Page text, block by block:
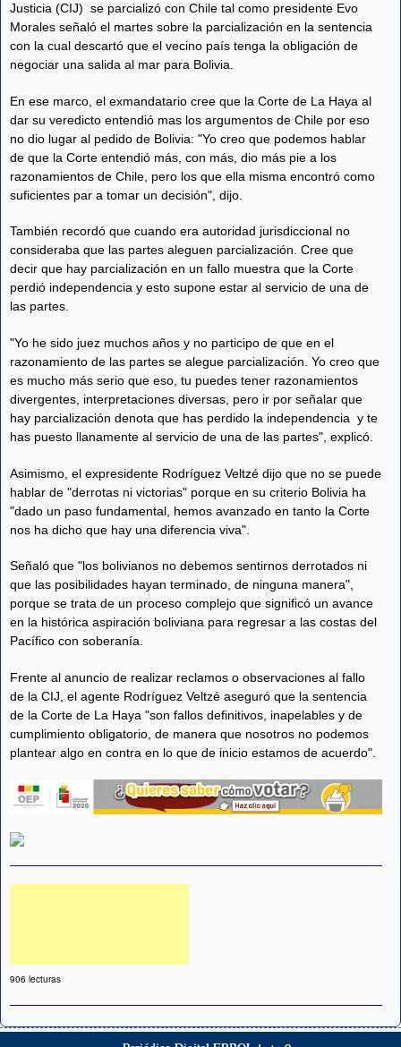
Justicia (CIJ) se parcializó con Chile tal como presidente Evo
Morales señaló el martes sobre la parcialización en la sentencia
con la cual descartó que el vecino país tenga la obligación de
negociar una salida al mar para Bolivia.
En ese marco, el exmandatario cree que la Corte de La Haya al
dar su veredicto entendió mas los argumentos de Chile por eso
no dio lugar al pedido de Bolivia: "Yo creo que podemos hablar
de que la Corte entendió más, con más, dio más pie a los
razonamientos de Chile, pero los que ella misma encontró como
suficientes par a tomar un decisión", dijo.
También recordó que cuando era autoridad jurisdiccional no
consideraba que las partes aleguen parcialización. Cree que
decir que hay parcialización en un fallo muestra que la Corte
perdió independencia y esto supone estar al servicio de una de
las partes.
"Yo he sido juez muchos años y no participo de que en el
razonamiento de las partes se alegue parcialización. Yo creo que
es mucho más serio que eso, tu puedes tener razonamientos
divergentes, interpretaciones diversas, pero ir por señalar que
hay parcialización denota que has perdido la independencia y te
has puesto llanamente al servicio de una de las partes", explicó.
Asimismo, el expresidente Rodríguez Veltzé dijo que no se puede
hablar de "derrotas ni victorias" porque en su criterio Bolivia ha
"dado un paso fundamental, hemos avanzado en tanto la Corte
nos ha dicho que hay una diferencia viva".
Señaló que "los bolivianos no debemos sentirnos derrotados ni
que las posibilidades hayan terminado, de ninguna manera",
porque se trata de un proceso complejo que significó un avance
en la histórica aspiración boliviana para regresar a las costas del
Pacífico con soberanía.
Frente al anuncio de realizar reclamos o observaciones al fallo
de la CIJ, el agente Rodríguez Veltzé aseguró que la sentencia
de la Corte de La Haya "son fallos definitivos, inapelables y de
cumplimiento obligatorio, de manera que nosotros no podemos
plantear algo en contra en lo que de inicio estamos de acuerdo".
906 lecturas